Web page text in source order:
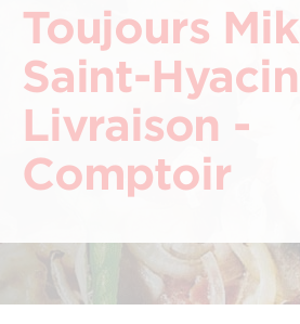
Toujours
Saint-
Livraison -
Comptoir